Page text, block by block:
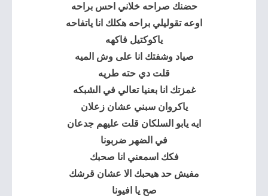
حضنك صراحه خلاني احس براحه
اوعه تقوليلي براحه هكلك انا ياتفاحه
ياكوكتيل فاكهه
صياد وشفتك انا على وش الميه
قلت دي حته طريه
غمزتك انا بعنيا تعالي في الشبكه
ياكروان سبني عشان زعلان
ايه يابو السلكان قلت عليهم جدعان
في الضهر ضربونا
فكك اسمعني انا صحبك
مفيش حد هيحبك الا عشان قرشك
صح يا افيونا